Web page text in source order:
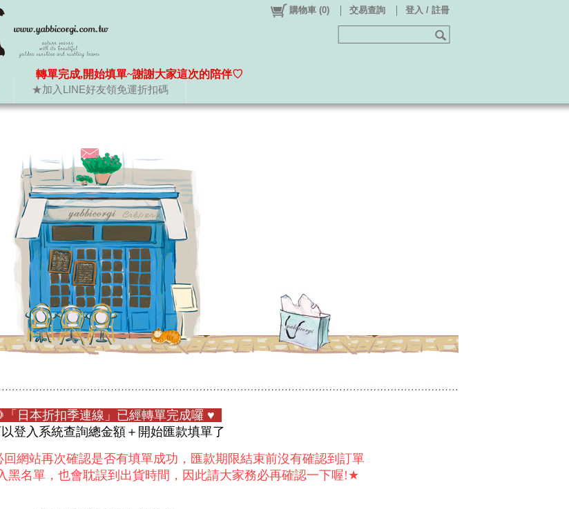
★加入LINE好友領免運折扣碼
購物車 (0) 交易查詢 登入 / 註冊
轉單完成,開始填單~謝謝大家這次的陪伴♡